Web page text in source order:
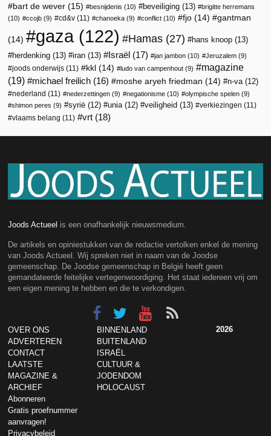
bart de wever (15) besnijdenis (10) beveiliging (13)
brigitte herremans
(10)
ccojb (9) cd&v (11) chanoeka (9) conflict (10) fjo (14) gantman
(14) gaza (122) Hamas (27) hans knoop (13)
herdenking (13) iran (13) Israël (17) jan jambon (10) Jeruzalem (9)
joods onderwijs (11) kkl (14) ludo van campenhout (9)
magazine
(19)
michael freilich (16) moshe aryeh friedman (14) n-va (12)
nederland (11) nederzettingen (9) negationisme (10) olympische spelen (9)
shimon peres (9) syrië (12) unia (12) veiligheid (13) verkiezingen (11)
vlaams belang (11) vrt (18)
Joods Actueel is een onafhankelijk nieuwsmedium.
De artikels en opiniestukken van de redactie vertolken enkel de mening
van Joods Actueel. Wij spreken niet in naam van de Joodse
gemeenschap. De Joodse gemeenschap in België heeft geen
gemandateerde feitelijke vertegenwoordiging. Het staat iedereen vrij om
een eigen mening te hebben en die te verkondigen.
OVER ONS
ADVERTEREN
CONTACT
LAATSTE
MAGAZINE &
ARCHIEF
Abonneren
Gratis proefnummer
aanvragen!
Privacybeleid
BINNENLAND
BUITENLAND
ISRAËL
CULTUUR &
JODENDOM
HOLOCAUST
2026